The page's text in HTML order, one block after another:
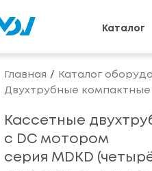
Каталог
Главная Каталог
Двухтрубные компактные
Кассетные
с DС мотором
серия MDKD